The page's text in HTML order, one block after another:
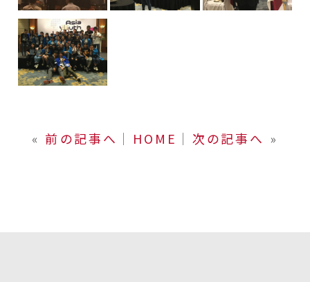
« 前の記事へ │ HOME │ 次の記事へ »